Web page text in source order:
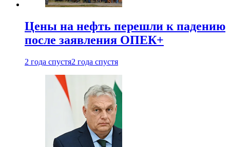
Цены на нефть перешли к падению
после заявления ОПЕК+
2 года спустя2 года спустя